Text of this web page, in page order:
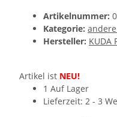
Artikelnummer:
Kategorie:
Hersteller: KUDA
Artikel ist NEU!
1 Auf Lager
Lieferzeit: 2 - 3